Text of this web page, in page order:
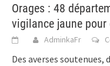
Orages : 48
vigilance jaune pour
AdminkaFr
Des averses